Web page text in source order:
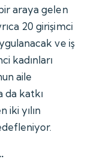
araya gelen
20 girişimci
ve iş
kadınları
aile
da katkı
yılın